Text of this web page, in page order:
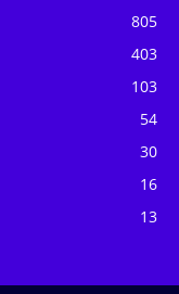
805
403
103
54
30
16
13